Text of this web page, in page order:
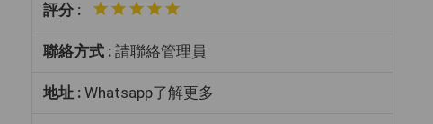
評分 :
聯絡方式 : 請聯絡管理員
地址 : Whatsapp了解更多